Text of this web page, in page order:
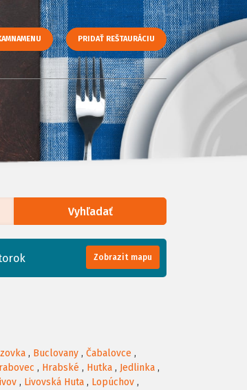
PRIDAŤ REŠTAURÁCIU
Vyhľadať
Zobrazit mapu
, Buclovany , Čabalovce ,
, Hrabské , Hutka , Jedlinka ,
, Livovská Huta , Lopúchov ,